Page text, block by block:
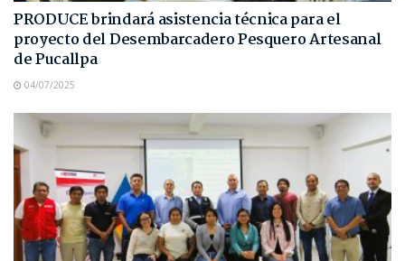
PRODUCE brindará asistencia técnica para el
proyecto del Desembarcadero Pesquero Artesanal
de Pucallpa
04/07/2025